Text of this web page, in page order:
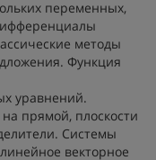
переменных,
методы
Функция
уравнений.
прямой, плоскости
Системы
векторное